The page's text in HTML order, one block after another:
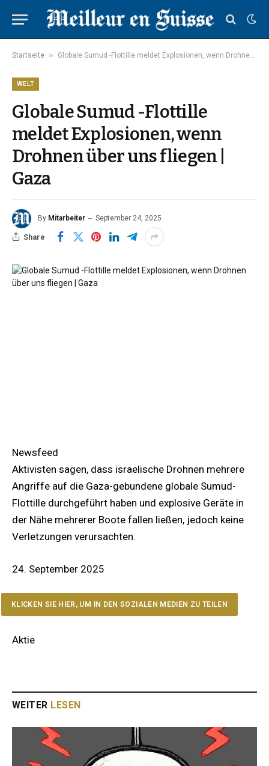
Startseite » Globale Sumud -Flottille meldet Explosionen, wenn Drohnen über uns fliegen | Gaza
WELT
Globale Sumud -Flottille
meldet Explosionen, wenn
Drohnen über uns fliegen |
Gaza
By Mitarbeiter September 24, 2025
Share
Newsfeed
Aktivisten sagen, dass israelische Drohnen mehrere
Angriffe auf die Gaza-gebundene globale Sumud-
Flottille durchgeführt haben und explosive Geräte in
der Nähe mehrerer Boote fallen ließen, jedoch keine
Verletzungen verursachten.
24. September 2025
KLICKEN SIE HIER, UM IN DEN SOZIALEN MEDIEN ZU TEILEN
Aktie
WEITER LESEN